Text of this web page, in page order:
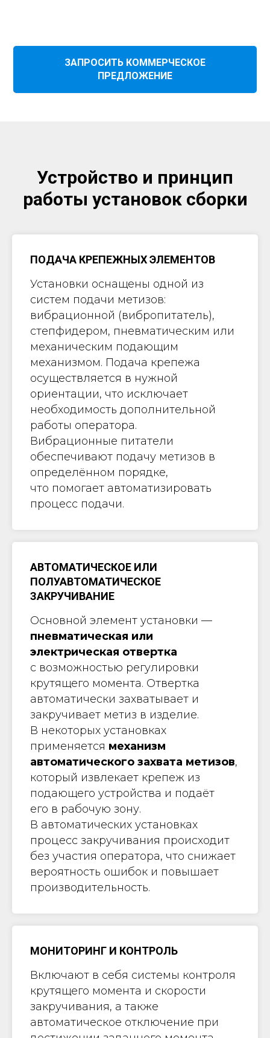
ЗАПРОСИТЬ КОММЕРЧЕСКОЕ
ПРЕДЛОЖЕНИЕ
Устройство и принцип
работы установок сборки
ПОДАЧА КРЕПЕЖНЫХ ЭЛЕМЕНТОВ
Установки оснащены одной из
систем подачи метизов:
вибрационной (вибропитатель),
степфидером, пневматическим или
механическим подающим
механизмом. Подача крепежа
осуществляется в нужной
ориентации, что исключает
необходимость дополнительной
работы оператора.
Вибрационные питатели
обеспечивают подачу метизов в
определённом порядке,
что помогает автоматизировать
процесс подачи.
АВТОМАТИЧЕСКОЕ ИЛИ
ПОЛУАВТОМАТИЧЕСКОЕ
ЗАКРУЧИВАНИЕ
Основной элемент установки —
пневматическая или
электрическая отвертка
с возможностью регулировки
крутящего момента. Отвертка
автоматически захватывает и
закручивает метиз в изделие.
В некоторых установках
применяется механизм
автоматического захвата метизов,
который извлекает крепеж из
подающего устройства и подаёт
его в рабочую зону.
В автоматических установках
процесс закручивания происходит
без участия оператора, что снижает
вероятность ошибок и повышает
производительность.
МОНИТОРИНГ И КОНТРОЛЬ
Включают в себя системы контроля
крутящего момента и скорости
закручивания, а также
автоматическое отключение при